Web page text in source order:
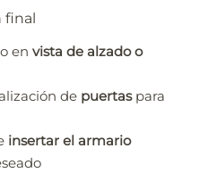
final
en vista de alzado o
de puertaspara
insertar el armario